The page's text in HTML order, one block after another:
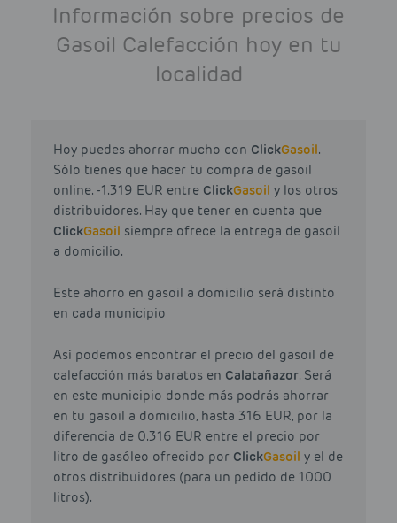
Información sobre precios de
Gasoil Calefacción hoy en tu
localidad
Hoy puedes ahorrar mucho con ClickGasoil.
Sólo tienes que hacer tu compra de gasoil
online. -1.319 EUR entre ClickGasoil y los otros
distribuidores. Hay que tener en cuenta que
ClickGasoil siempre ofrece la entrega de gasoil
a domicilio.
Este ahorro en gasoil a domicilio será distinto
en cada municipio
Así podemos encontrar el precio del gasoil de
calefacción más baratos en Calatañazor. Será
en este municipio donde más podrás ahorrar
en tu gasoil a domicilio, hasta 316 EUR, por la
diferencia de 0.316 EUR entre el precio por
litro de gasóleo ofrecido por ClickGasoil y el de
otros distribuidores (para un pedido de 1000
litros).